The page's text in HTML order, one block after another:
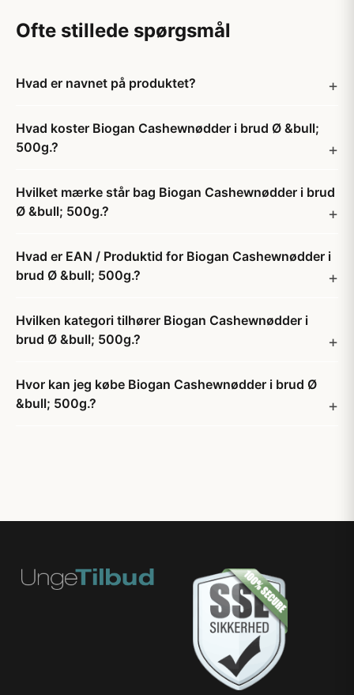
Ofte stillede spørgsmål
Hvad er navnet på produktet?
Hvad koster Biogan Cashewnødder i brud Ø &bull;
500g.?
Hvilket mærke står bag Biogan Cashewnødder i brud
Ø &bull; 500g.?
Hvad er EAN / Produktid for Biogan Cashewnødder i
brud Ø &bull; 500g.?
Hvilken kategori tilhører Biogan Cashewnødder i
brud Ø &bull; 500g.?
Hvor kan jeg købe Biogan Cashewnødder i brud Ø
&bull; 500g.?